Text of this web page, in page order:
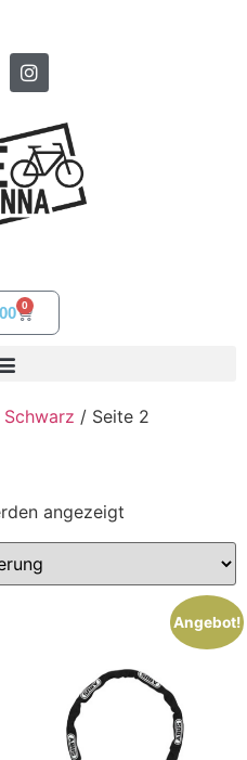
0
Schwarz / Seite 2
angezeigt
Angebot!